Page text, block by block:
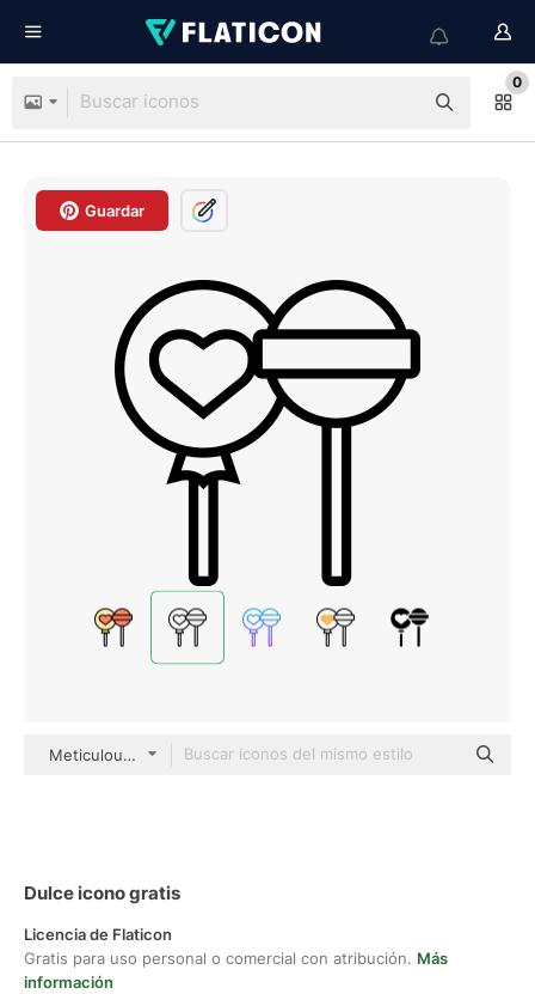
0
Guardar
Meticulous Line
Dulce icono gratis
Licencia de Flaticon
Gratis para uso personal o comercial con atribución. Más
información